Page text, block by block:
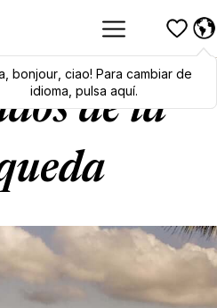
,bonjour,ciao! To switch
languages, click here!
bonjour, ciao! Para cambiar de
idioma, pulsa aquí.
de la